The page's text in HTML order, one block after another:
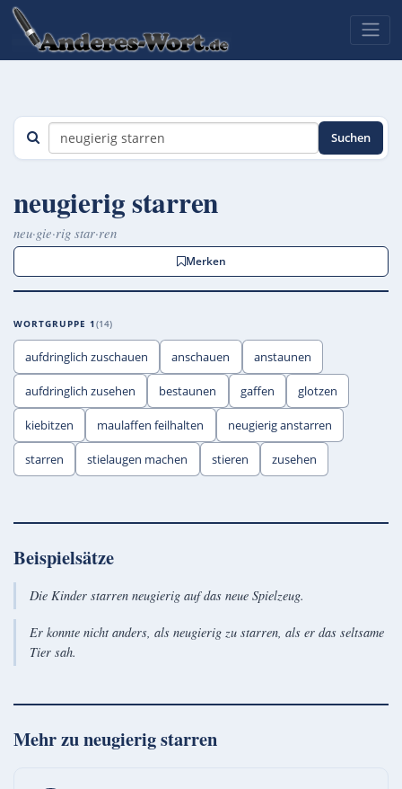
Suchen
neugierig starren
neu·gie·rig star·ren
Merken
WORTGRUPPE 1 14
aufdringlich zuschauen anschauen anstaunen
aufdringlich zusehen bestaunen gaffen glotzen
kiebitzen maulaffen feilhalten neugierig anstarren
starren stielaugen machen stieren zusehen
Beispielsätze
Die Kinder starren neugierig auf das neue Spielzeug.
Er konnte nicht anders, als neugierig zu starren, als er das seltsame
Tier sah.
Mehr zuneugierig starren